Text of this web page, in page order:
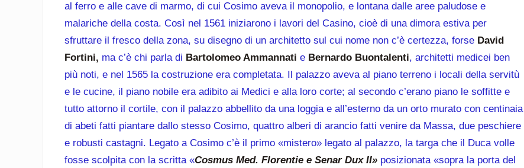
al ferro e alle cave di marmo, di cui Cosimo aveva il monopolio, e lontana dalle aree paludose e
malariche della costa. Così nel 1561 iniziarono i lavori del Casino, cioè di una dimora estiva per
sfruttare il fresco della zona, su disegno di un architetto sul cui nome non c’è certezza, forse David
Fortini, ma c’è chi parla di Bartolomeo Ammannati e Bernardo Buontalenti, architetti medicei ben
più noti, e nel 1565 la costruzione era completata. Il palazzo aveva al piano terreno i locali della servitù
e le cucine, il piano nobile era adibito ai Medici e alla loro corte; al secondo c’erano piano le soffitte e
tutto attorno il cortile, con il palazzo abbellito da una loggia e all’esterno da un orto murato con centinaia
di abeti fatti piantare dallo stesso Cosimo, quattro alberi di arancio fatti venire da Massa, due peschiere
e robusti castagni. Legato a Cosimo c’è il primo «mistero» legato al palazzo, la targa che il Duca volle
fosse scolpita con la scritta «Cosmus Med. Florentie e Senar Dux II» posizionata «sopra la porta del